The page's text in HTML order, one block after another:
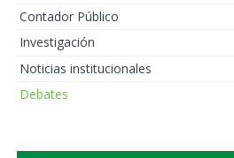
Contador Público
Investigación
Noticias institucionales
Debates